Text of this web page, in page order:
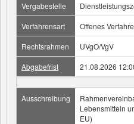
Vergabestelle
Verfahrensart
Offenes
Rechtsrahmen
UVgO/VgV
Abgabefrist
21.08.2026
Ausschreibung
Lebensmitteln
EU)